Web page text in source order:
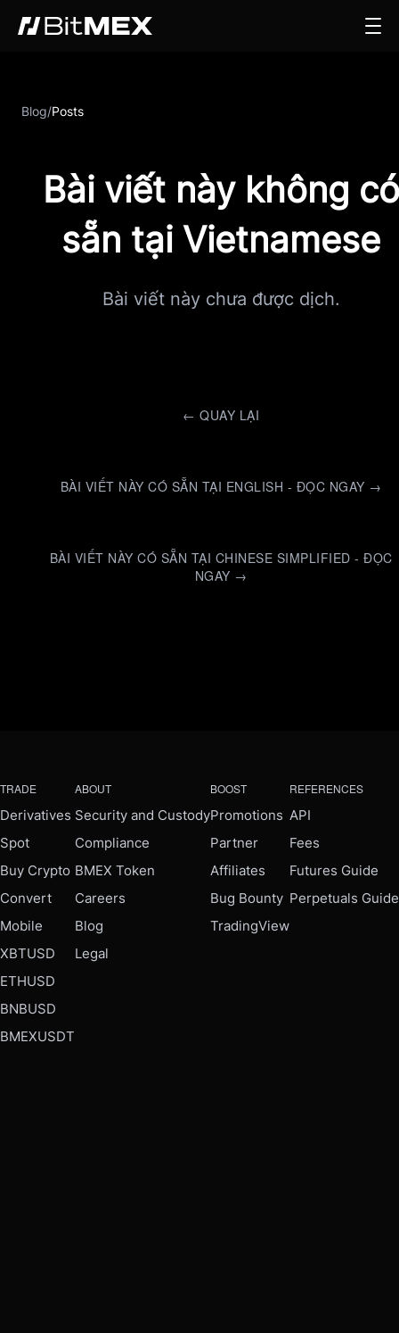
Blog/Posts
Bài viết này không có
sẵn tại Vietnamese
Bài viết này chưa được dịch.
← QUAY LẠI
BÀI VIẾT NÀY CÓ SẴN TẠI ENGLISH - ĐỌC NGAY →
BÀI VIẾT NÀY CÓ SẴN TẠI CHINESE SIMPLIFIED - ĐỌC
NGAY →
TRADE
Derivatives
Spot
Buy Crypto
Convert
Mobile
XBTUSD
ETHUSD
BNBUSD
BMEXUSDT
ABOUT
Security and Custody
Compliance
BMEX Token
Careers
Blog
Legal
BOOST
Promotions
Partner
Affiliates
Bug Bounty
TradingView
REFERENCES
API
Fees
Futures Guide
Perpetuals Guide